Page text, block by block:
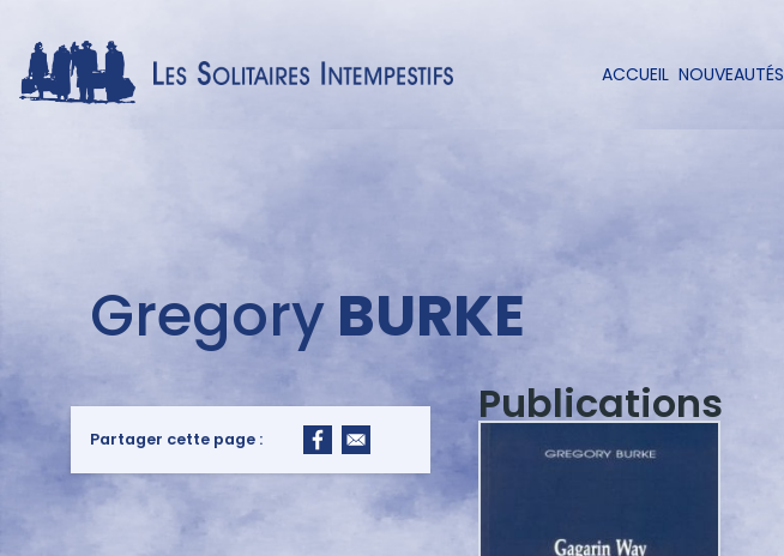
Navigation
ACCUEIL NOUVEAUTÉS
auteurGregoryBURKE
Publications
Partager cette page :